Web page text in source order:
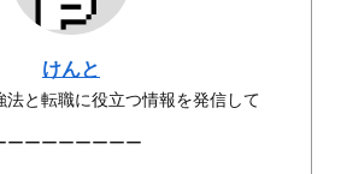
けんと
法と転職に役立つ情報を発信して
ーーーーーーーー